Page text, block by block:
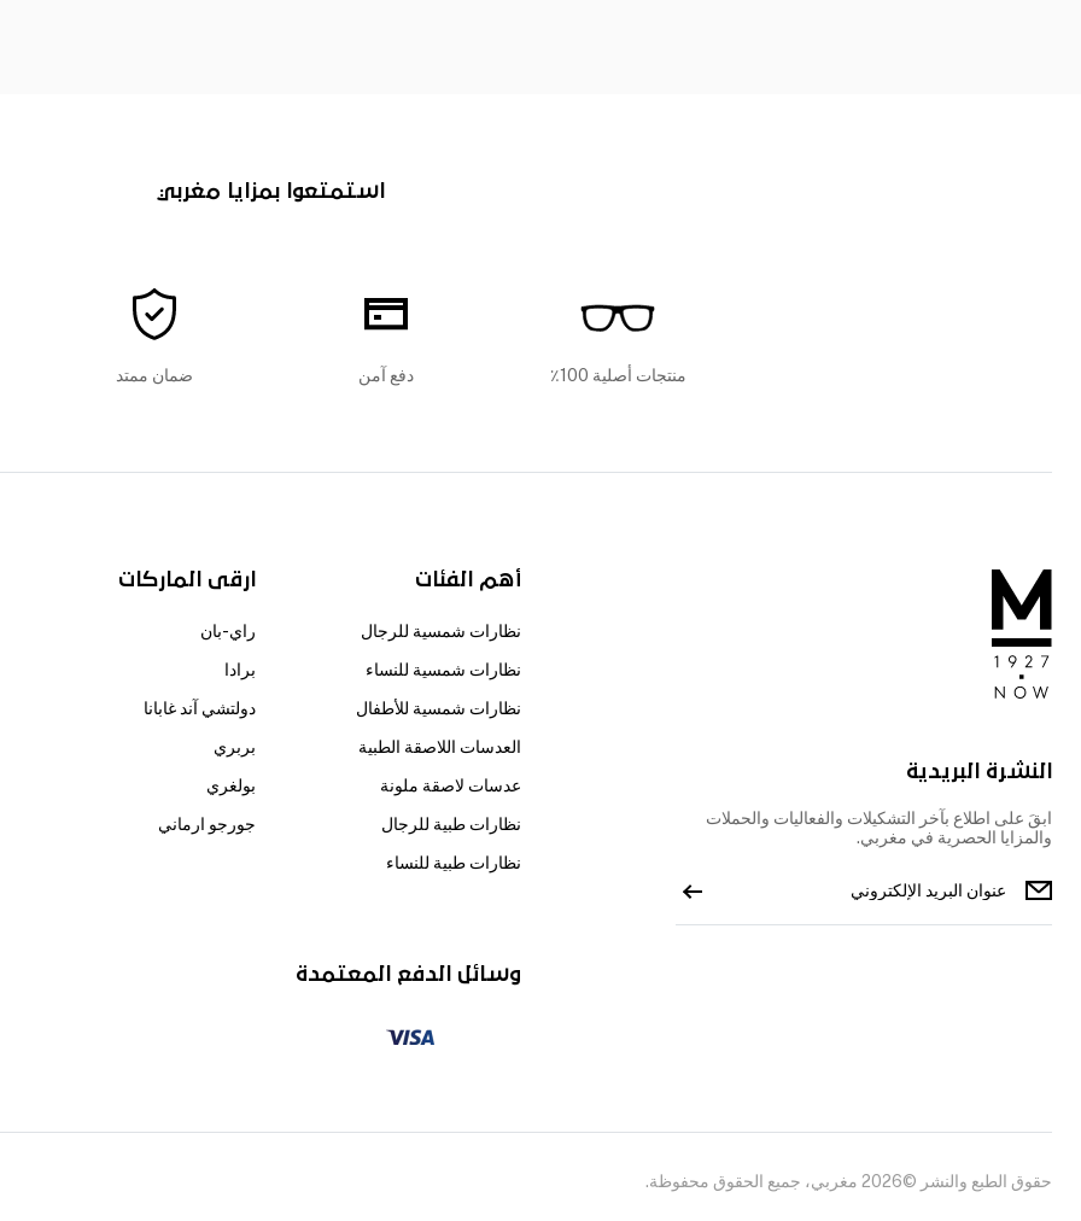
استمتعوا بمزايا مغربي
منتجات أصلية 100٪ دفع آمن ضمان ممتد
النشرة البريدية
ابقَ على اطلاع بآخر التشكيلات والفعاليات والحملات
والمزايا الحصرية في مغربي.
أهم الفئات
نظارات شمسية للرجال
نظارات شمسية للنساء
نظارات شمسية للأطفال
العدسات اللاصقة الطبية
عدسات لاصقة ملونة
نظارات طبية للرجال
نظارات طبية للنساء
ارقى الماركات
راي-بان
برادا
دولتشي آند غابانا
بربري
بولغري
جورجو ارماني
وسائل الدفع المعتمدة
حقوق الطبع والنشر ©2026 مغربي، جميع الحقوق محفوظة.